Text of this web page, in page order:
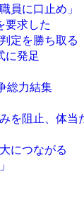
員に口止め」
要求した
定を勝ち取る
に発足
総力結集
を阻止、体当
につながる